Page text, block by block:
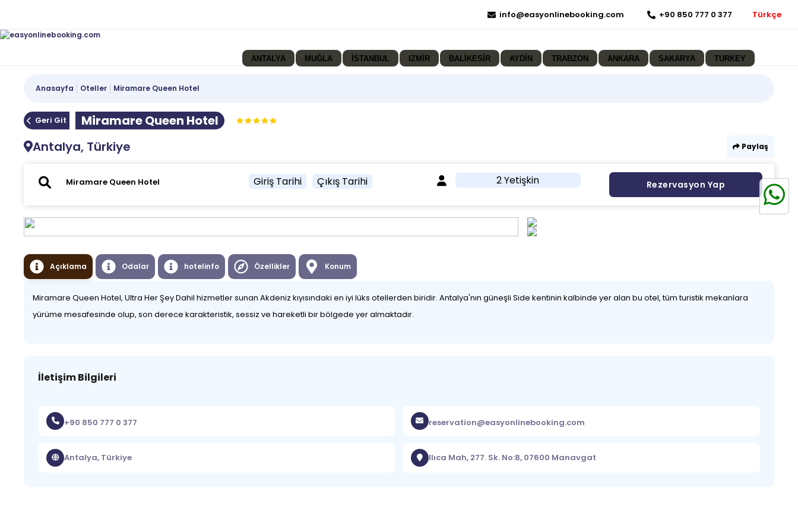
info@easyonlinebooking.com +90 850 777 0 377 Türkçe
ANTALYA MUĞLA İSTANBUL IZMIR BALIKESIR AYDIN TRABZON ANKARA SAKARYA TURKEY
Anasayfa Oteller Miramare Queen Hotel
Geri Git
Miramare Queen Hotel
Antalya, Türkiye
Paylaş
Giriş Tarihi Çıkış Tarihi 2 Yetişkin Rezervasyon Yap
Açıklama Odalar hotelinfo Özellikler Konum
Miramare Queen Hotel, Ultra Her Şey Dahil hizmetler sunan Akdeniz kıyısındaki en iyi lüks otellerden biridir. Antalya'nın güneşli Side kentinin kalbinde yer alan bu otel, tüm turistik mekanlara
yürüme mesafesinde olup, son derece karakteristik, sessiz ve hareketli bir bölgede yer almaktadır.
İletişim Bilgileri
+90 850 777 0 377 reservation@easyonlinebooking.com
Antalya, Türkiye Ilıca Mah, 277. Sk. No:8, 07600 Manavgat